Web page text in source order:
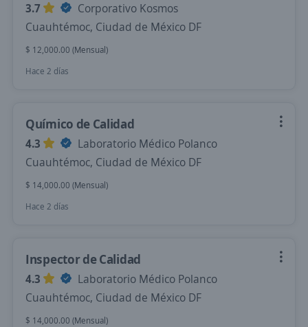
3.7
Corporativo Kosmos
Cuauhtémoc, Ciudad de México DF
$ 12,000.00 (Mensual)
Hace 2 días
Químico de Calidad
4.3
Laboratorio Médico Polanco
Cuauhtémoc, Ciudad de México DF
$ 14,000.00 (Mensual)
Hace 2 días
Inspector de Calidad
4.3
Laboratorio Médico Polanco
Cuauhtémoc, Ciudad de México DF
$ 14,000.00 (Mensual)